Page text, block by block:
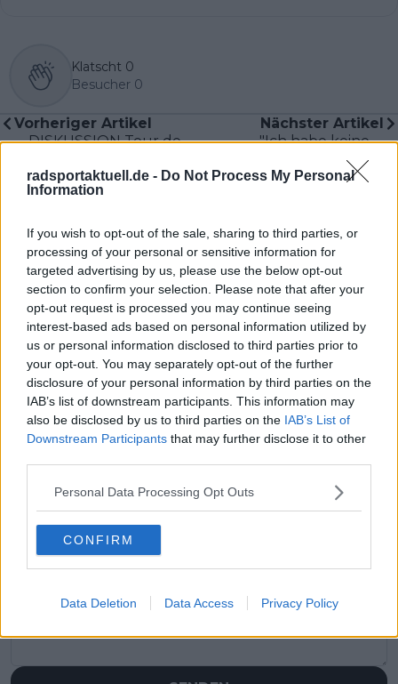
radsportaktuell.de - Do Not Process My Personal
Information
If you wish to opt-out of the sale, sharing to third parties, or
processing of your personal or sensitive information for
targeted advertising by us, please use the below opt-out
section to confirm your selection. Please note that after your
opt-out request is processed you may continue seeing
interest-based ads based on personal information utilized by
us or personal information disclosed to third parties prior to
your opt-out. You may separately opt-out of the further
disclosure of your personal information by third parties on the
IAB’s list of downstream participants. This information may
also be disclosed by us to third parties on the IAB’s List of
Downstream Participants that may further disclose it to other
Personal Data Processing Opt Outs
CONFIRM
Data Deletion Data Access Privacy Policy
Klatscht 0
Besucher 0
Vorheriger Artikel
DISKUSSION Tour de
Joao Almeida erneut
der Topfavorit auf
Nächster Artikel
"Ich habe keine
Gänsehaut wie beim
ersten Mal" - Matteo
Tour de France und
seine Führungsrolle
bei Tudor
Schreiben Sie einen Kommentar